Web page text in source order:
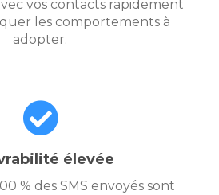
vos contacts rapidement
les comportements à
adopter.
élevée
% des SMS envoyés sont